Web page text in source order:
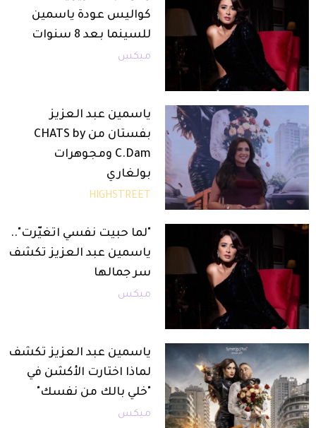
كواليس عودة ياسمين
للسينما بعد 8 سنوات
ميكس
ياسمين عبد العزيز
بفستان من CHATS by
C.Dam ومجوهرات
بولغاري
HIGHSTREET
"لما حبيت نفسي اتغيّرت"..
ياسمين عبد العزيز تكشف
سر جمالها
ميكس
ياسمين عبد العزيز تكشف
لماذا اختارت الأكشن في
"خلي بالك من نفسك"
ميكس